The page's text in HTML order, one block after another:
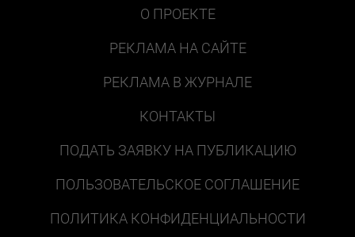
О ПРОЕКТЕ
РЕКЛАМА НА САЙТЕ
РЕКЛАМА В ЖУРНАЛЕ
КОНТАКТЫ
ПОДАТЬ ЗАЯВКУ НА ПУБЛИКАЦИЮ
ПОЛЬЗОВАТЕЛЬСКОЕ СОГЛАШЕНИЕ
ПОЛИТИКА КОНФИДЕНЦИАЛЬНОСТИ